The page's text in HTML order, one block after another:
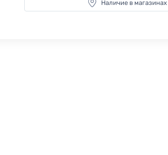
Наличие в магазинах